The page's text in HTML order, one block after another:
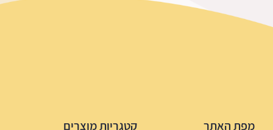
מפת האתר קטגריות מוצרים